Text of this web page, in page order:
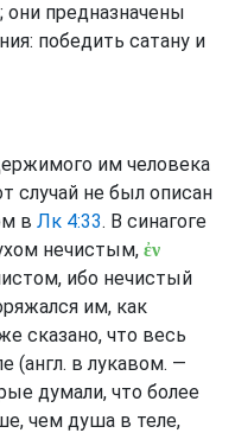
они предназначены
победить сатану и
им человека
случай не был описан
в Лк 4:33. В синагоге
нечистым, ἐν
ибо нечистый
им, как
сказано, что весь
(англ. в лукавом. —
думали, что более
чем душа в теле,